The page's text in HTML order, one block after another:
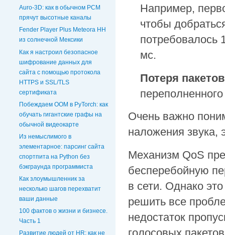
Auro-3D: как в обычном PCM
прячут высотные каналы
Fender Player Plus Meteora HH
из солнечной Мексики
Как я настроил безопасное
шифрование данных для
сайта с помощью протокола
HTTPS и SSL/TLS
сертификата
Побеждаем OOM в PyTorch: как
обучать гигантские графы на
обычной видеокарте
Из немыслимого в
элементарное: парсинг сайта
спортпита на Python без
бэкграунда программиста
Как злоумышленник за
несколько шагов перехватит
ваши данные
100 фактов о жизни и бизнесе.
Часть 1
Развитие людей от HR: как не
Например,
чтобы
потребовалось
мс.
Потеря
Очень важно
наложения звука,
Механизм QoS
бесперебойную
в сети. Однако
решить все
недостаток